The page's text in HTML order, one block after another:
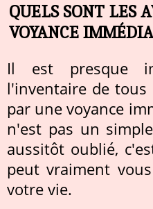
QUELS SONT LES
VOYANCE
Il est presque
l'inventaire de tous
par une voyance
n'est pas un
aussitôt oublié,
peut vraiment
votre vie.